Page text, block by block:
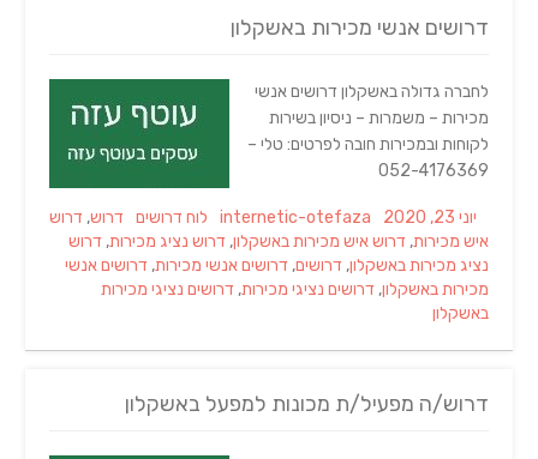
דרושים אנשי מכירות באשקלון
לחברה גדולה באשקלון דרושים אנשי
מכירות – משמרות – ניסיון בשירות
לקוחות ובמכירות חובה לפרטים: טלי –
052-4176369
Posted
on
יוני 23, 2020 Author
internetic-otefaza
Categories
לוח דרושים Tags
דרוש, דרוש
איש מכירות, דרוש איש מכירות באשקלון, דרוש נציג מכירות, דרוש
נציג מכירות באשקלון, דרושים, דרושים אנשי מכירות, דרושים אנשי
מכירות באשקלון, דרושים נציגי מכירות, דרושים נציגי מכירות
באשקלון
דרוש/ה מפעיל/ת מכונות למפעל באשקלון